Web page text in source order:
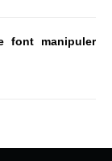
font manipuler